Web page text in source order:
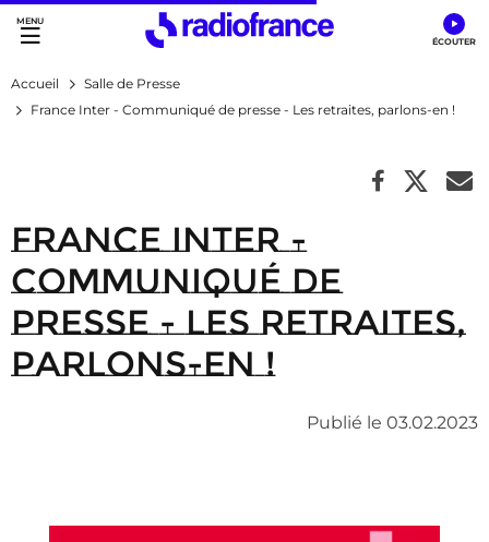
Accès direct :
Menu principal
Contenu
Accueil
Salle de Presse
France Inter - Communiqué de presse - Les retraites, parlons-en !
France Inter -
Communiqué de
presse - Les retraites,
parlons-en !
Publié le 03.02.2023